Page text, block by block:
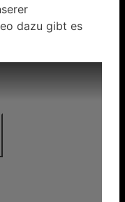
dazu gibt es